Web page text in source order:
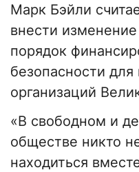
Марк Бэйли
внести
порядок
безопасности
организаций
«В свободном и
обществе никто
находиться